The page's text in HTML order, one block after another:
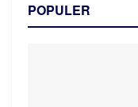
POPULER